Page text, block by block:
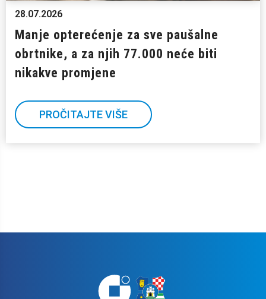
28.07.2026
Manje opterećenje za sve paušalne
obrtnike, a za njih 77.000 neće biti
nikakve promjene
PROČITAJTE VIŠE